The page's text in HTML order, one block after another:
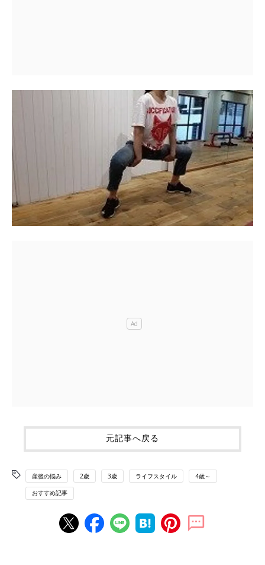
元記事へ戻る
産後の悩み 2歳 3歳 ライフスタイル 4歳～
おすすめ記事